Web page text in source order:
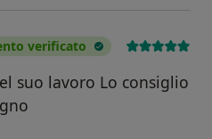
verificato
suo lavoro Lo consiglio